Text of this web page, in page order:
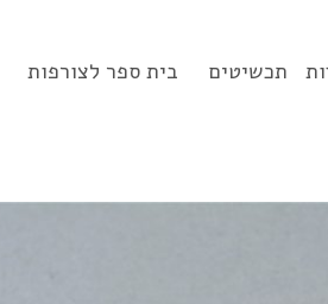
תכשיטים בית ספר לצורפות